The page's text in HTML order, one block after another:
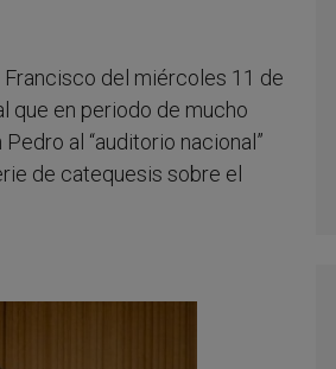
Francisco del miércoles 11 de
que en periodo de mucho
al “auditorio nacional”
de catequesis sobre el